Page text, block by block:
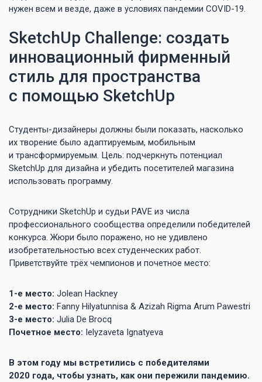
нужен всем и везде, даже в условиях пандемии COVID-19.
SketchUp Сhallenge: создать
инновационный фирменный
стиль для пространства
с помощью SketchUp
Студенты-дизайнеры должны были показать, насколько
их творение было адаптируемым, мобильным
и трансформируемым. Цель: подчеркнуть потенциал
SketchUp для дизайна и убедить посетителей магазина
использовать программу.
Сотрудники SketchUp и судьи PAVE из числа
профессионального сообщества определили победителей
конкурса. Жюри было поражено, но не удивлено
изобретательностью всех студенческих работ.
Приветствуйте трёх чемпионов и почетное место:
1-е место: Jolean Hackney
2-е место: Fanny Hilyatunnisa & Azizah Rigma Arum Pawestri
3-е место: Julia De Brocq
Почетное место: Ielyzaveta Ignatyeva
В этом году мы встретились с победителями
2020 года, чтобы узнать, как они пережили пандемию.